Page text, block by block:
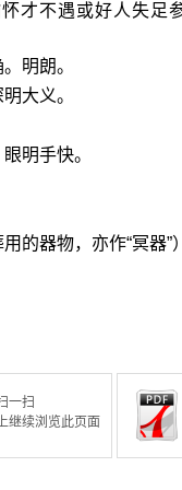
才不遇或好人失足
明朗。
大义。
明手快。
的器物，亦作“冥器”
一扫
继续浏览此页面